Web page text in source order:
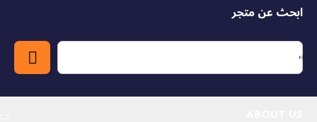
ابحث عن متجر